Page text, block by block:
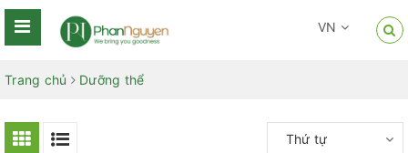
VN
Trang chủ Dưỡng thể
Thứ tự